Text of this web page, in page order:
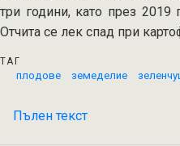
три години, като през 2019
Отчита се лек спад при
ТАГ
плодове
земеделие
Пълен текст